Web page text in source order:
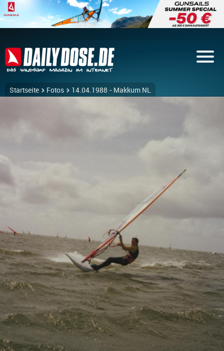
Startseite Fotos 14.04.1988 - Makkum NL